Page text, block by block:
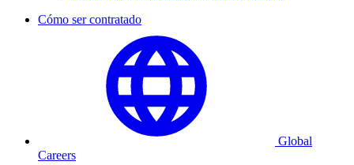
Cómo ser contratado
Global
Careers